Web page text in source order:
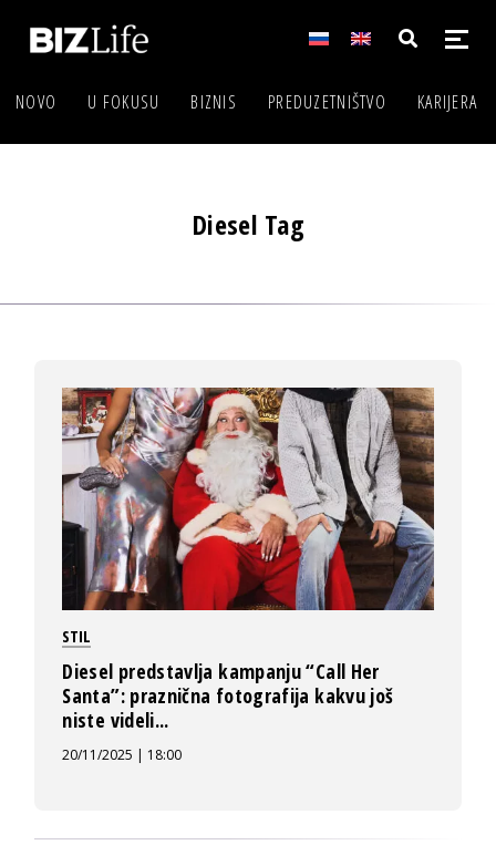
NOVO U FOKUSU BIZNIS PREDUZETNIŠTVO KARIJERA
Diesel Tag
STIL
Diesel predstavlja kampanju “Call Her
Santa”: praznična fotografija kakvu još
niste videli...
20/11/2025 | 18:00